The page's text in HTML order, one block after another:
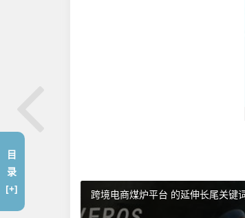
跨境电商煤炉平台 的延伸长尾关键
目
录
[+]